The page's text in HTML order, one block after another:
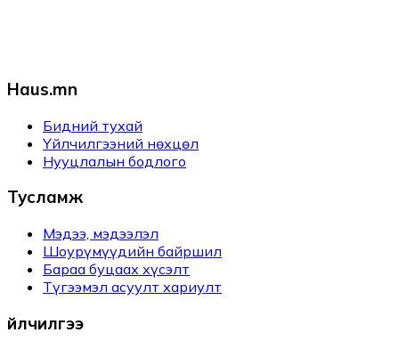
Haus.mn
Бидний тухай
Үйлчилгээний нөхцөл
Нууцлалын бодлого
Тусламж
Мэдээ, мэдээлэл
Шоурүмүүдийн байршил
Бараа буцаах хүсэлт
Түгээмэл асуулт хариулт
Үйлчилгээ